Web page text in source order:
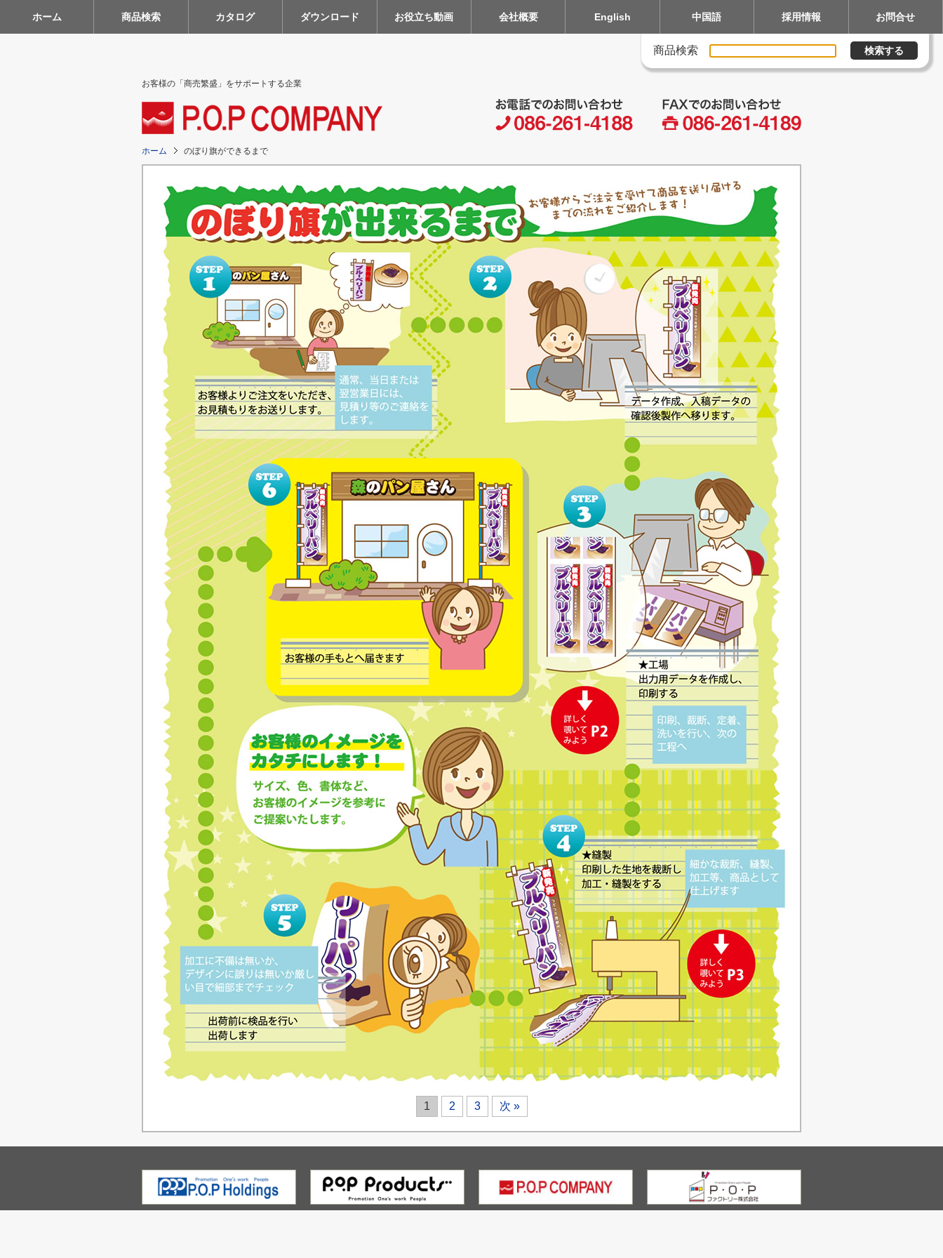
ホーム 商品検索 カタログ ダウンロード お役立ち動画 会社概要 English 中国語 採用情報 お問合せ
商品検索 検索する
お客様の「商売繁盛」をサポートする企業
ホーム のぼり旗ができるまで
1 2 3 次 »